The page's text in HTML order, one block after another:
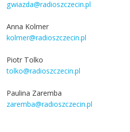
gwiazda@radioszczecin.pl
Anna Kolmer
kolmer@radioszczecin.pl
Piotr Tolko
tolko@radioszczecin.pl
Paulina Zaremba
zaremba@radioszczecin.pl